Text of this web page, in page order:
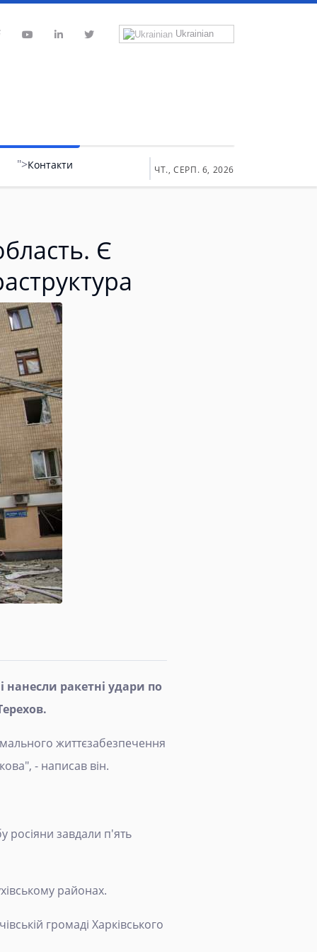
Ukrainian
">Контакти ЧТ., СЕРП. 6, 2026
Є
нанесли ракетні удари по
життєзабезпечення
- написав він.
росіяни завдали п'ять
районах.
громаді Харківського